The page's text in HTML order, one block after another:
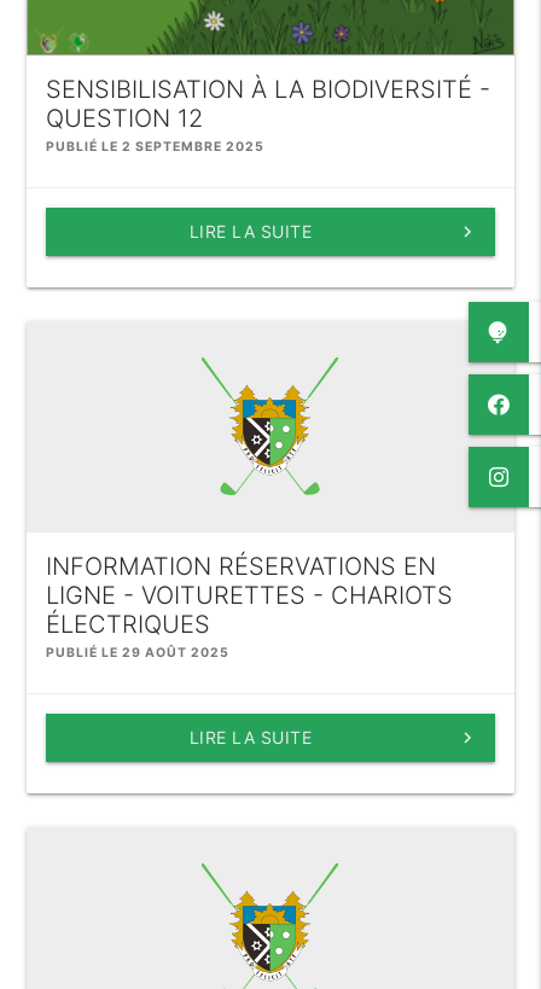
SENSIBILISATION À LA BIODIVERSITÉ -
QUESTION 12
PUBLIÉ LE 2 SEPTEMBRE 2025
keyboard_arrow_right
LIRE LA SUITE
INFORMATION RÉSERVATIONS EN
LIGNE - VOITURETTES - CHARIOTS
ÉLECTRIQUES
PUBLIÉ LE 29 AOÛT 2025
keyboard_arrow_right
LIRE LA SUITE